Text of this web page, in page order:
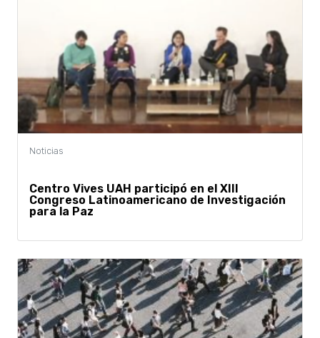
Centro Vives UAH participó en el XIII
Congreso Latinoamericano de Investigación
para la Paz